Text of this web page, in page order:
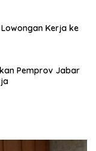
Kerja ke
Pemprov Jabar